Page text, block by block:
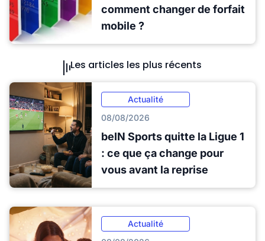
comment changer de forfait
mobile ?
Les articles les plus récents
Actualité
08/08/2026
beIN Sports quitte la Ligue 1
: ce que ça change pour
vous avant la reprise
Actualité